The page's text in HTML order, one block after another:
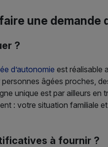
une demande
?
d’autonomie est réalisable
âgées proches,
unique est par ailleurs en
: votre situation familiale
à fournir ?